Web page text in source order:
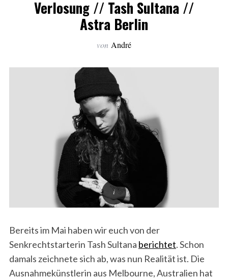
Verlosung // Tash Sultana //
Astra Berlin
von André
Bereits im Mai haben wir euch von der
Senkrechtstarterin Tash Sultana berichtet. Schon
damals zeichnete sich ab, was nun Realität ist. Die
Ausnahmekünstlerin aus Melbourne, Australien hat